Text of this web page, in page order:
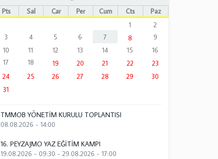
Pts Sal Çar Per Cum Cts
Paz
1
2
3
4 5 6 7 8
9
10
11 12 13 14 15
16
17
18 19 20 21 22
23
24
25 26 27 28 29
30
31
TMMOB YÖNETİM KURULU TOPLANTISI
08.08.2026 - 14:00
16. PEYZAJMO YAZ EĞİTİM KAMPI
19.08.2026 - 09:30 -29.08.2026 - 17:00